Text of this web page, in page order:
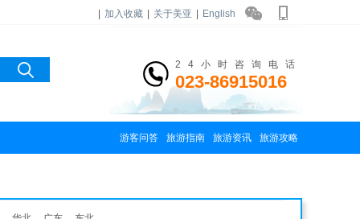
加入收藏 关于美亚 English
24小时咨询电话
023-86915016
游客问答 旅游指南 旅游资讯 旅游攻略